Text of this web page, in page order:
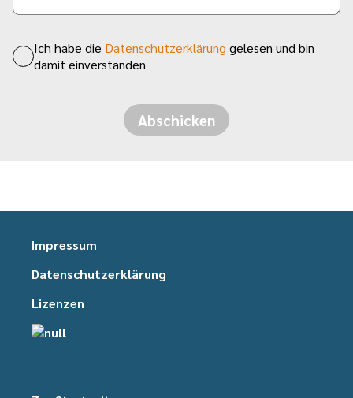
Ich habe die Datenschutzerklärung gelesen und bin
damit einverstanden
Abschicken
Impressum
Datenschutzerklärung
Lizenzen